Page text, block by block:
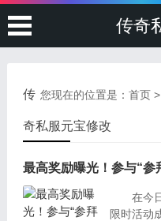
传奇
您现在的位置是：首页
传
奇私服元宝修改
最高奖励曝光！参与“参
在今日
限时活动